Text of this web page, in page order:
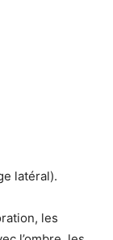
latéral).
les